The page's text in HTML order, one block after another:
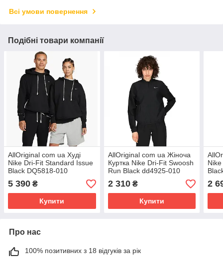
Всі умови повернення
Подібні товари компанії
AllOriginal com ua Худі
Nike Dri-Fit Standard Issue
Black DQ5818-010
РОЗМІРИ ЗАПИТУЙТЕ
5 390 ₴
Купити
AllOriginal com ua Жіноча
Куртка Nike Dri-Fit Swoosh
Run Black dd4925-010
(Оригінал) РОЗМІРИ
ЗАПИТУЙТЕ
2 310₴
Купити
2
Про нас
100% позитивних з 18 відгуків за рік